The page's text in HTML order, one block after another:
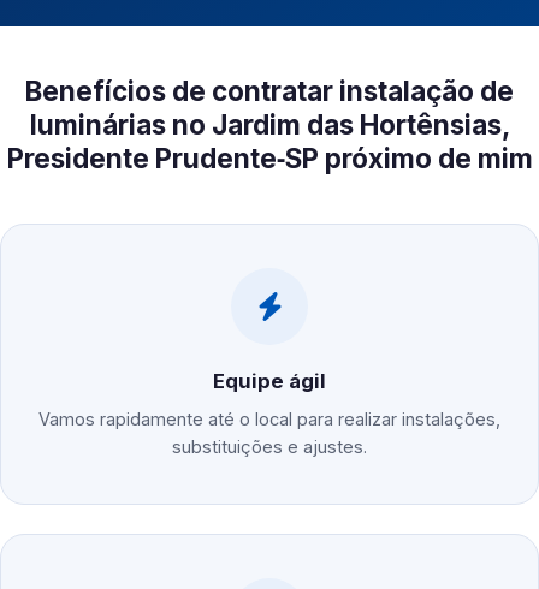
Benefícios de contratar instalação de
luminárias no Jardim das Hortênsias,
Presidente Prudente‑SP próximo de mim
Equipe ágil
Vamos rapidamente até o local para realizar instalações,
substituições e ajustes.